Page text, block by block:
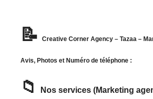
📝 Creative Corner Agency – Tazaa –
Avis, Photos et Numéro de téléphone :
📁 Nos services (Marketing